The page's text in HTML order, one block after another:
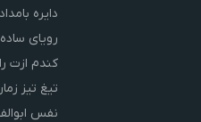
دایره بامداد
رویای
کندم ازت
تیغ تیز
نفس